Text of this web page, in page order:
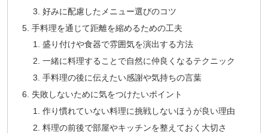
好みに配慮したメニュー選びのコツ
手料理を通じて距離を縮めるための工夫
盛り付けや食器で雰囲気を演出する方法
一緒に料理することで自然に仲良くなるテクニック
手料理の後に伝えたい感謝や気持ちの言葉
失敗しないために気をつけたいポイント
作り慣れていない料理に挑戦しないほうが良い理由
料理の前後で部屋やキッチンを整えておく大切さ